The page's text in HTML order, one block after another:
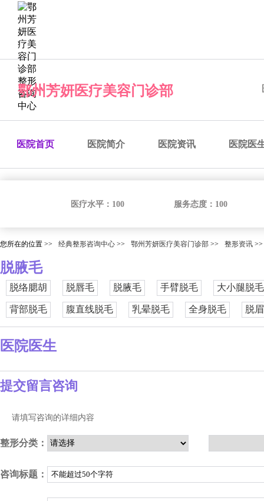
鄂州芳妍医疗美容门诊部
医院首页 医院简介 医院资讯 医院医
医疗水平： 100 服务态度： 100
您所在的位置 >> 经典整形咨询中心 >> 鄂州芳妍医疗美容门诊部 >> 整形资讯 >>
脱腋毛
脱络腮胡 脱唇毛 脱腋毛 手臂脱毛 大小腿脱毛
背部脱毛 腹直线脱毛 乳晕脱毛 全身脱毛 脱
医院医生
提交留言咨询
请填写咨询的详细内容
整形分类：
咨询标题：